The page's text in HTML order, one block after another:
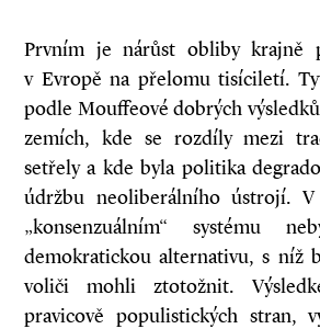
Prvním je nárůst obliby krajně
v Evropě na přelomu tisíciletí.
podle Mouffeové dobrých
zemích, kde se rozdíly mezi
setřely a kde byla politika
údržbu neoliberálního ústrojí.
„konsenzuálním“ systému
demokratickou alternativu, s níž
voliči mohli ztotožnit.
pravicově populistických stran,